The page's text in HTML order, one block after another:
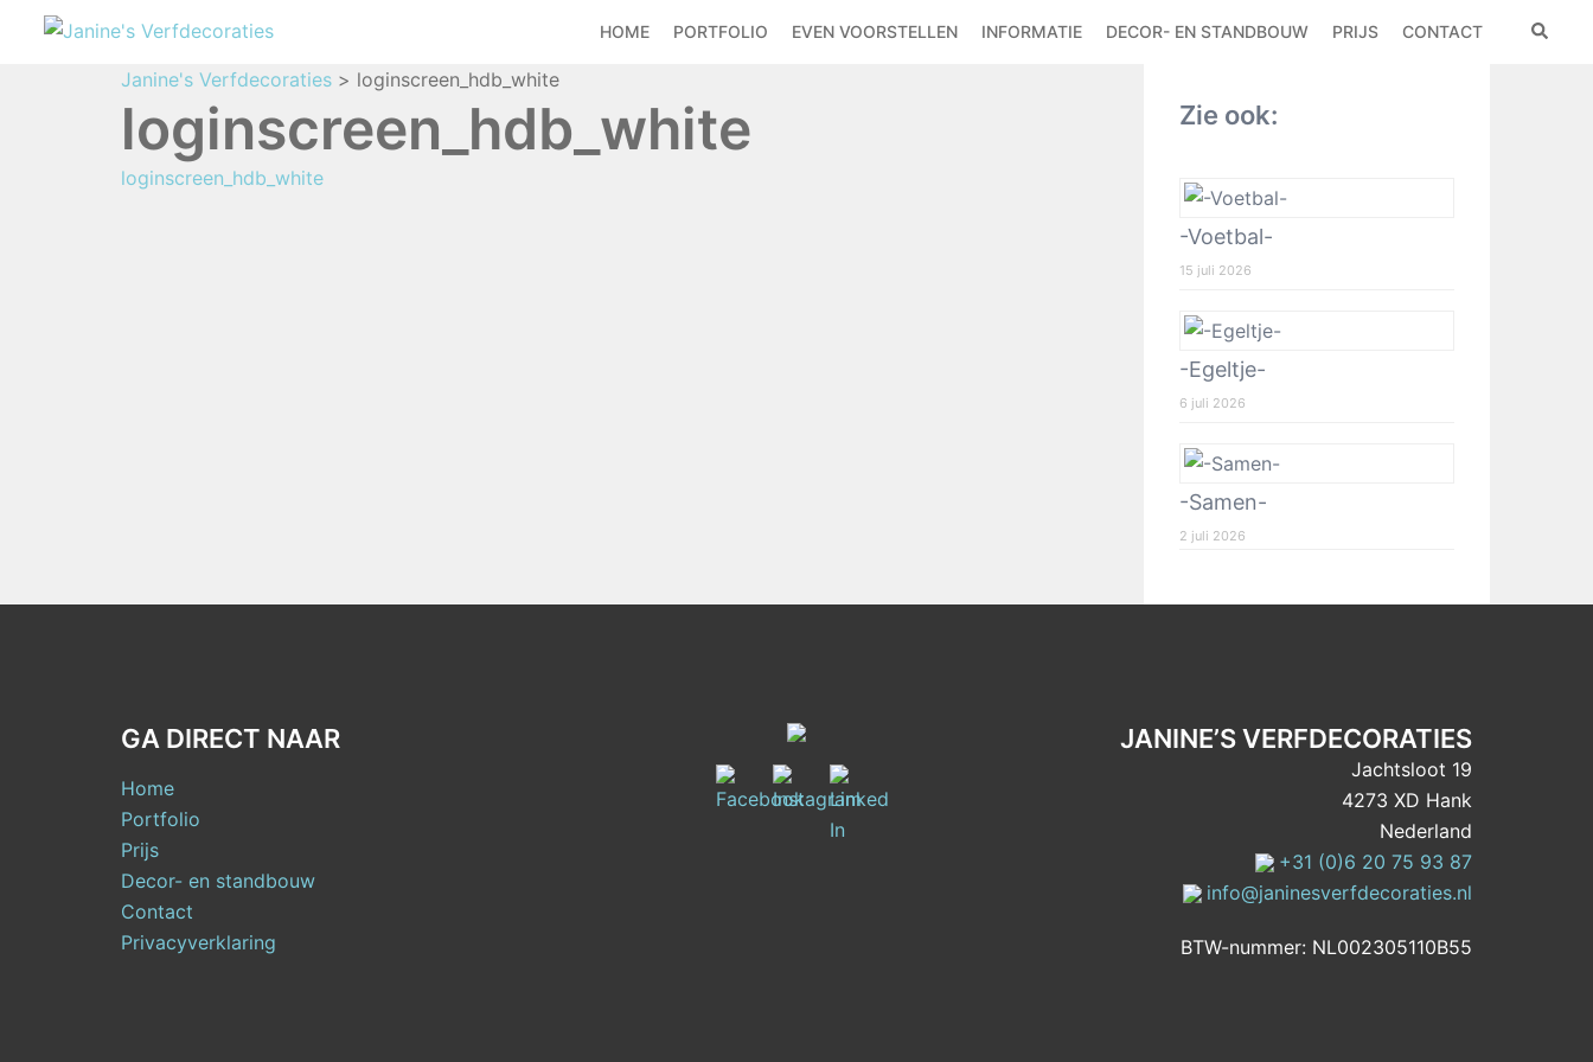
HOME PORTFOLIO EVEN VOORSTELLEN INFORMATIE DECOR- EN STANDBOUW PRIJS CONTACT
Janine's Verfdecoraties > loginscreen_hdb_white
loginscreen_hdb_white
loginscreen_hdb_white
Zie ook:
-Voetbal-
15 juli 2026
-Egeltje-
6 juli 2026
-Samen-
2 juli 2026
GA DIRECT NAAR
Home
Portfolio
Prijs
Decor- en standbouw
Contact
Privacyverklaring
JANINE’S VERFDECORATIES
Jachtsloot 19
4273 XD Hank
Nederland
+31 (0)6 20 75 93 87
info@janinesverfdecoraties.nl
BTW-nummer: NL002305110B55